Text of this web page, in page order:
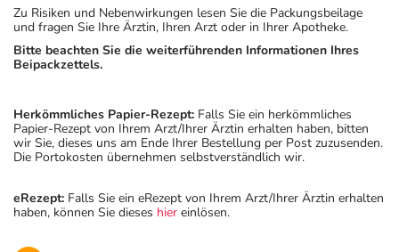
Zu Risiken und Nebenwirkungen lesen Sie die Packungsbeilage
und fragen Sie Ihre Ärztin, Ihren Arzt oder in Ihrer Apotheke.
Bitte beachten Sie die weiterführenden Informationen Ihres
Beipackzettels.
Herkömmliches Papier-Rezept: Falls Sie ein herkömmliches
Papier-Rezept von Ihrem Arzt/Ihrer Ärztin erhalten haben, bitten
wir Sie, dieses uns am Ende Ihrer Bestellung per Post zuzusenden.
Die Portokosten übernehmen selbstverständlich wir.
eRezept: Falls Sie ein eRezept von Ihrem Arzt/Ihrer Ärztin erhalten
haben, können Sie dieses hier einlösen.